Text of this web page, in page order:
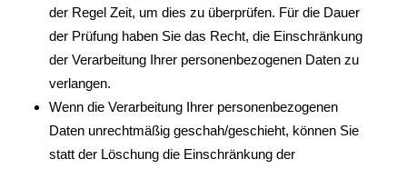
der Regel Zeit, um dies zu überprüfen. Für die Dauer
der Prüfung haben Sie das Recht, die Einschränkung
der Verarbeitung Ihrer personenbezogenen Daten zu
verlangen.
Wenn die Verarbeitung Ihrer personenbezogenen
Daten unrechtmäßig geschah/geschieht, können Sie
statt der Löschung die Einschränkung der